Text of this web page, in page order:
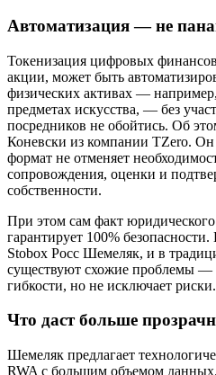
Автоматизация — не
Токенизация цифровых
акции, может быть
физических активах —
предметах искусства, — без
посредников не обойтись. Об
Коневски из компании TZero. Он
формат не отменяет
сопровождения, оценки и
собственности.
При этом сам факт
гарантирует 100%
Stobox Росс Шемеляк, и в
существуют схожие проблемы —
гибкости, но не исключает риски.
Что даст больше
Шемеляк предлагает
RWA с большим объемом